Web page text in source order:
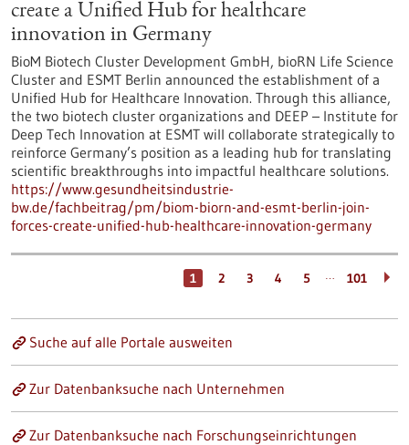
create a Unified Hub for healthcare
innovation in Germany
BioM Biotech Cluster Development GmbH, bioRN Life Science
Cluster and ESMT Berlin announced the establishment of a
Unified Hub for Healthcare Innovation. Through this alliance,
the two biotech cluster organizations and DEEP – Institute for
Deep Tech Innovation at ESMT will collaborate strategically to
reinforce Germany’s position as a leading hub for translating
scientific breakthroughs into impactful healthcare solutions.
https://www.gesundheitsindustrie-
bw.de/fachbeitrag/pm/biom-biorn-and-esmt-berlin-join-
forces-create-unified-hub-healthcare-innovation-germany
1 2 3 4 5 … 101
Suche auf alle Portale ausweiten
Zur Datenbanksuche nach Unternehmen
Zur Datenbanksuche nach Forschungseinrichtungen